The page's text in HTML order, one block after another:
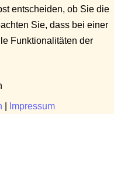
entscheiden, ob Sie die
Sie, dass bei einer
Funktionalitäten der
Impressum